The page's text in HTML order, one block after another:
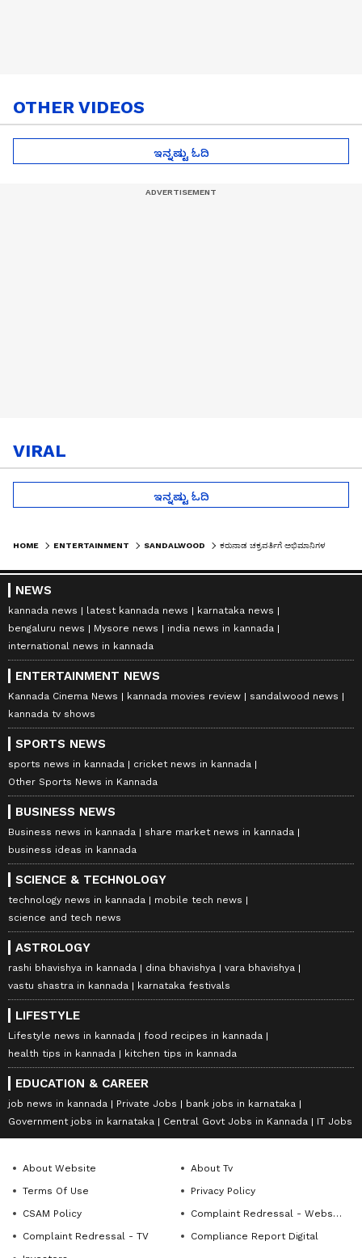
OTHER VIDEOS
ಇನ್ನಷ್ಟು ಓದಿ
VIRAL
ಇನ್ನಷ್ಟು ಓದಿ
HOME ENTERTAINMENT SANDALWOOD
NEWS
kannada news latest kannada news
karnataka news
bengaluru news
Mysore news
india news in kannada
international news in kannada
ENTERTAINMENT NEWS
Kannada Cinema News kannada movies review
sandalwood news
kannada tv shows
SPORTS NEWS
sports news in kannada
cricket news in kannada
Other Sports News in Kannada
BUSINESS NEWS
Business news in kannada
share market news in kannada
business ideas in kannada
SCIENCE & TECHNOLOGY
technology news in kannada
mobile tech news
science and tech news
ASTROLOGY
rashi bhavishya in kannada dina bhavishya
vara bhavishya
vastu shastra in kannada
karnataka festivals
LIFESTYLE
Lifestyle news in kannada
food recipes in kannada
health tips in kannada
kitchen tips in kannada
EDUCATION & CAREER
job news in kannada Private Jobs
bank jobs in karnataka
Government jobs in karnataka
Central Govt Jobs in Kannada IT Jobs
About Website
About Tv
Terms Of Use
Privacy Policy
CSAM Policy
Complaint Redressal - Website
Complaint Redressal - TV
Compliance Report Digital